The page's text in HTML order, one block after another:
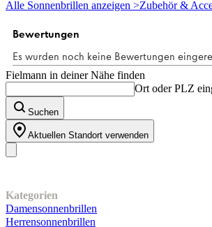
Sternen.
Alle Sonnenbrillen anzeigen >Zubehör &
Fielmann in deiner Nähe finden
Ort oder PLZ
Suchen
Aktuellen Standort verwenden
Kategorien
Damensonnenbrillen
Herrensonnenbrillen